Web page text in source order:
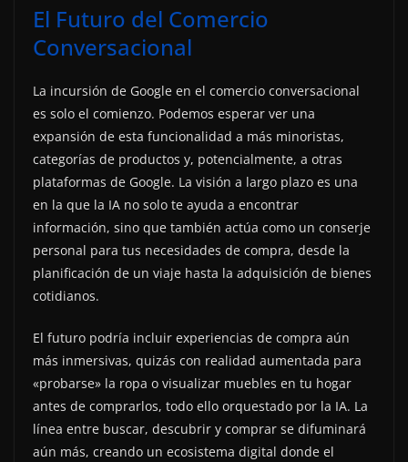
El Futuro del Comercio
Conversacional
La incursión de Google en el comercio conversacional
es solo el comienzo. Podemos esperar ver una
expansión de esta funcionalidad a más minoristas,
categorías de productos y, potencialmente, a otras
plataformas de Google. La visión a largo plazo es una
en la que la IA no solo te ayuda a encontrar
información, sino que también actúa como un conserje
personal para tus necesidades de compra, desde la
planificación de un viaje hasta la adquisición de bienes
cotidianos.
El futuro podría incluir experiencias de compra aún
más inmersivas, quizás con realidad aumentada para
«probarse» la ropa o visualizar muebles en tu hogar
antes de comprarlos, todo ello orquestado por la IA. La
línea entre buscar, descubrir y comprar se difuminará
aún más, creando un ecosistema digital donde el